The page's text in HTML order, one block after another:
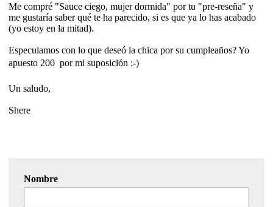
Me compré "Sauce ciego, mujer dormida" por tu "pre-reseña" y
me gustaría saber qué te ha parecido, si es que ya lo has acabado
(yo estoy en la mitad).
Especulamos con lo que deseó la chica por su cumpleaños? Yo
apuesto 200  por mi suposición :-)
Un saludo,
Shere
Nombre